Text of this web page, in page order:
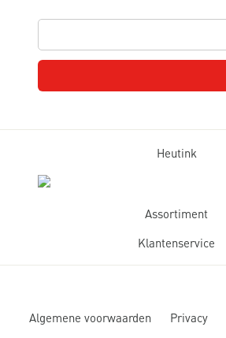
Heutink
Assortiment
Klantenservice
Algemene voorwaarden Privacy